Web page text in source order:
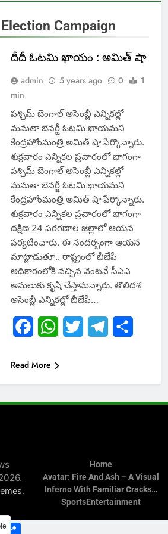
Campaign
దీదీ ఓట‌మి ఖాయం ‌: అమిత్ షా
admin 5 years ago 0
1
min
పశ్చిమ్ బెంగాల్ అసెంబ్లీ ఎన్నిక‌ల్లో
మ‌మ‌తా బెన‌ర్జీ ఓట‌మి ఖాయ‌మ‌ని
కేంద్ర‌హోంమంత్రి అమిత్ షా పేర్కొన్నారు.
శుక్ర‌వారం ఎన్నిక‌ల ప్ర‌చారంలో భాగంగా
పశ్చిమ్ బెంగాల్ అసెంబ్లీ ఎన్నిక‌ల్లో
మ‌మ‌తా బెన‌ర్జీ ఓట‌మి ఖాయ‌మ‌ని
కేంద్ర‌హోంమంత్రి అమిత్ షా పేర్కొన్నారు.
శుక్ర‌వారం ఎన్నిక‌ల ప్ర‌చారంలో భాగంగా
ద‌క్షిణ‌ 24 ప‌ర‌గ‌ణాల జిల్లాలో ఆయ‌న
ప‌ర్య‌టించారు. ఈ సంద‌ర్భంగా ఆయ‌న
మాట్లాడుతూ.. రాష్ట్రంలో బీజేపీ
అధికారంలోకి వ‌చ్చిన వెంట‌నే సీఎఎ
అమలుకు కృషి చేస్తామ‌న్నారు. తొలిదశ
అసెంబ్లీ ఎన్నిక‌ల్లో బీజేపీ…
FacebookWhatsApp
Twitter Telegram
Read More
.
Home
Avatar: Fire And Ash – A Visual
Inferno With Familiar Cracks…
SportsEntertainment